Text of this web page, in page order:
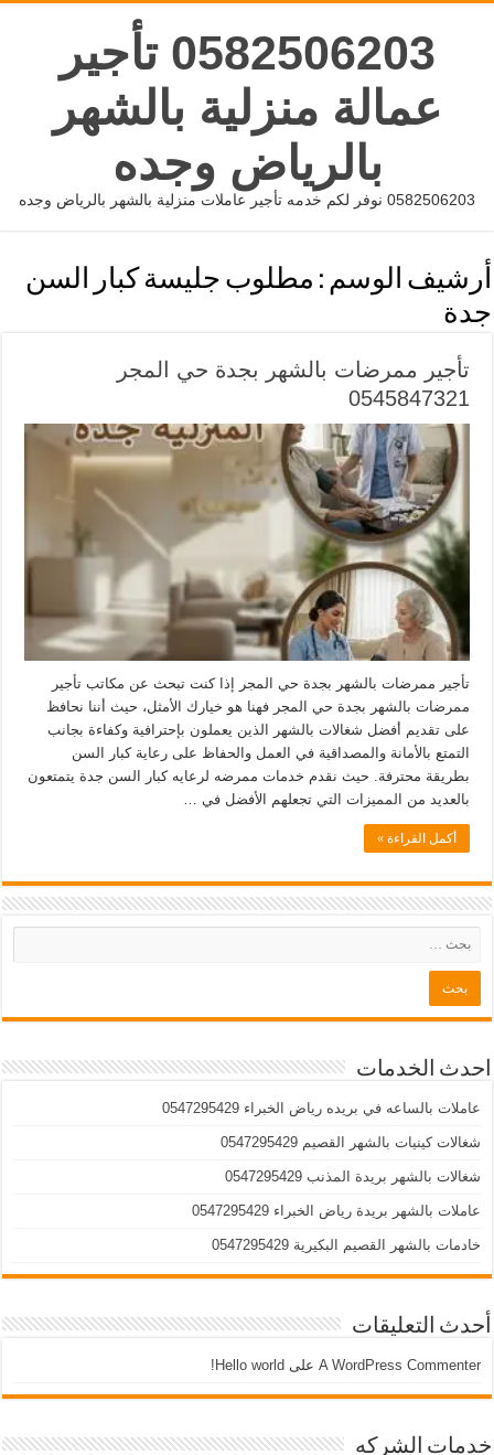
0582506203 تأجير
عمالة منزلية بالشهر
بالرياض وجده
0582506203 نوفر لكم خدمه تأجير عاملات منزلية بالشهر بالرياض وجده
أرشيف الوسم : مطلوب جليسة كبار السن
جدة
تأجير ممرضات بالشهر بجدة حي المجر
0545847321
تأجير ممرضات بالشهر بجدة حي المجر إذا كنت تبحث عن مكاتب تأجير
ممرضات بالشهر بجدة حي المجر فهنا هو خيارك الأمثل، حيث أننا نحافظ
على تقديم أفضل شغالات بالشهر الذين يعملون بإحترافية وكفاءة بجانب
التمتع بالأمانة والمصداقية في العمل والحفاظ على رعاية كبار السن
بطريقة محترفة. حيث نقدم خدمات ممرضه لرعايه كبار السن جدة يتمتعون
بالعديد من المميزات التي تجعلهم الأفضل في …
أكمل القراءة »
احدث الخدمات
عاملات بالساعه في بريده رياض الخبراء 0547295429
شغالات كينيات بالشهر القصيم 0547295429
شغالات بالشهر بريدة المذنب 0547295429
عاملات بالشهر بريدة رياض الخبراء 0547295429
خادمات بالشهر القصيم البكيرية 0547295429
أحدث التعليقات
A WordPress Commenter على Hello world!
خدمات الشركه